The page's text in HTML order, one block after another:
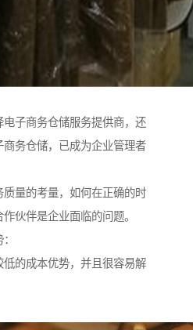
电子商务仓储服务提供商，还
务仓储，已成为企业管理者
量的考量，如何在正确的时
伙伴是企业面临的问题。
的成本优势，并且很容易解